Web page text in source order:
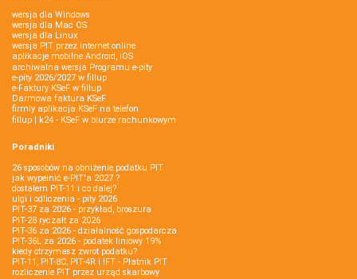
wersja dla Windows
wersja dla Mac OS
wersja dla Linux
wersja PIT przez internet online
aplikacje mobilne Android, iOS
archiwalna wersja Programu e-pity
e-pity 2026/2027 w fillup
e‑Faktury KSeF w fillup
Darmowa faktura KSeF
firmly aplikacja KSeF na telefon
fillup | k24 - KSeF w biurze rachunkowym
Poradniki
26 sposobów na obniżenie podatku PIT
jak wypełnić e-PIT'a 2027 ?
dostałem PIT-11 i co dalej?
ulgi i odliczenia - pity 2026
PIT-37 za 2026 - przykład, broszura
PIT-28 ryczałt za 2026
PIT-36 za 2026 - działalność gospodarcza
PIT-36L za 2026 - podatek liniowy 19%
kiedy otrzymasz zwrot podatku?
PIT-11, PIT-8C, PIT-4R i IFT - Płatnik PIT
rozliczenie PIT przez urząd skarbowy